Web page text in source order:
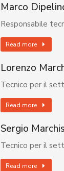
Marco
Responsabile
Read more
Lorenzo
Tecnico per il
Read more
Sergio
Tecnico per il
Read more